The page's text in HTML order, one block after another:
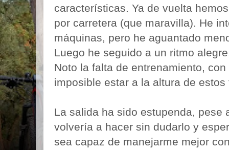
características. Ya de vuelta
por carretera (que maravilla). He
máquinas, pero he aguantado
Luego he seguido a un ritmo
Noto la falta de entrenamiento,
imposible estar a la altura de
La salida ha sido estupenda, pese
volvería a hacer sin dudarlo y
sea capaz de manejarme mejor